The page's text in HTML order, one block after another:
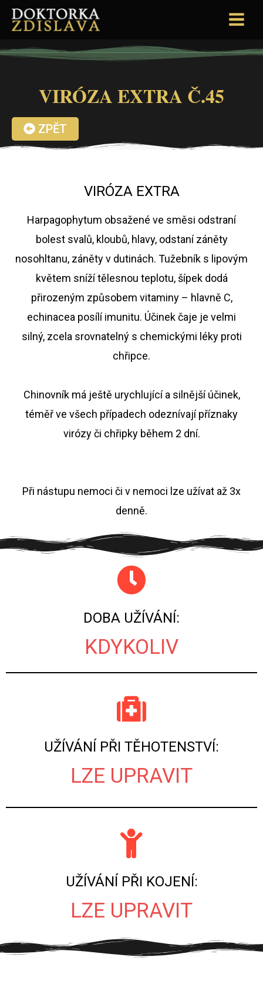
VIRÓZA EXTRA Č.45
ZPĚT
VIRÓZA EXTRA
Harpagophytum obsažené ve směsi odstraní
bolest svalů, kloubů, hlavy, odstaní záněty
nosohltanu, záněty v dutinách. Tužebník s lipovým
květem sníží tělesnou teplotu, šípek dodá
přirozeným způsobem vitaminy – hlavně C,
echinacea posílí imunitu. Účinek čaje je velmi
silný, zcela srovnatelný s chemickými léky proti
chřipce.
Chinovník má ještě urychlující a silnější účinek,
téměř ve všech případech odeznívají příznaky
virózy či chřipky během 2 dní.
Při nástupu nemoci či v nemoci lze užívat až 3x
denně.
DOBA UŽÍVÁNÍ:
KDYKOLIV
UŽÍVÁNÍ PŘI TĚHOTENSTVÍ:
LZE UPRAVIT
UŽÍVÁNÍ PŘI KOJENÍ:
LZE UPRAVIT